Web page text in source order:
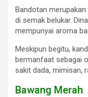
Bandotan
di semak belukar.
mempunyai aroma
Meskipun begitu,
bermanfaat sebagai
sakit dada, mimisan,
Bawang Merah